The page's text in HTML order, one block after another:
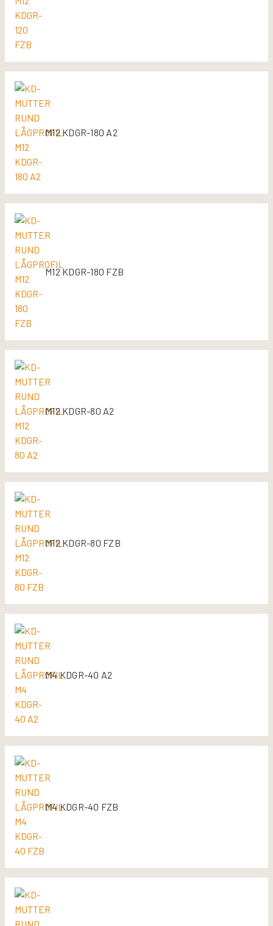
M12 KDGR-180 A2
M12 KDGR-180 FZB
M12 KDGR-80 A2
M12 KDGR-80 FZB
M4 KDGR-40 A2
M4 KDGR-40 FZB